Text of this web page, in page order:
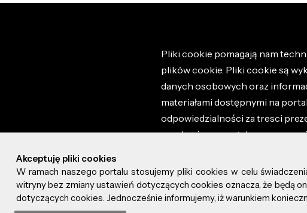
Pliki cookie pomagają nam
plików cookie. Pliki cookie są
danych osobowych oraz
materiałami dostępnymi na
odpowiedzialności za tresci
regulaminem portalu oraz
© 2026 altao.pl. Wszystkie
0.057
Akceptuję pliki cookies
W ramach naszego portalu stosujemy pliki cookies w celu
witryny bez zmiany ustawień dotyczących cookies oznacza, że będą
dotyczących cookies. Jednocześnie informujemy, iż warunkiem